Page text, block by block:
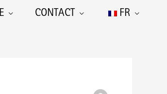
CONTACT FR